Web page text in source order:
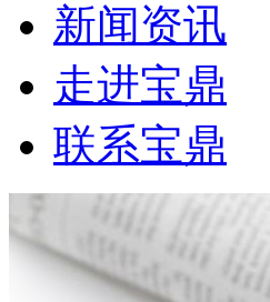
新闻资讯
走进宝鼎
联系宝鼎